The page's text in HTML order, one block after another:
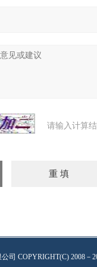
请输入计算
司 COPYRIGHT(C) 2008－